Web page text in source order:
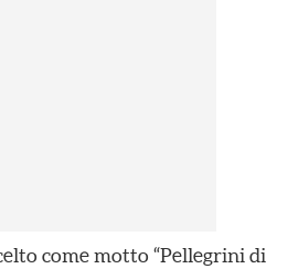
come motto “Pellegrini di